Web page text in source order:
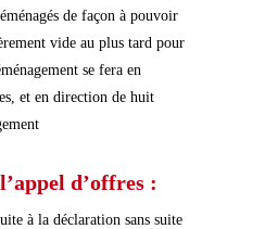
de façon à pouvoir
vide au plus tard pour
se fera en
et en direction de huit
d’offres :
à la déclaration sans suite